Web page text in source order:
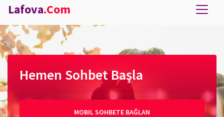
Lafova.Com
Hemen Sohbet Başla
MOBIL SOHBETE BAĞLAN